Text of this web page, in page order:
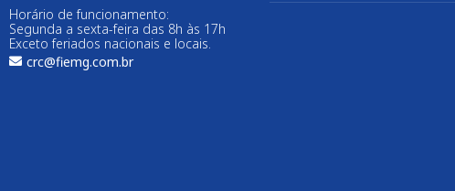
Horário de funcionamento:
Segunda a sexta-feira das 8h às 17h
Exceto feriados nacionais e locais.
crc@fiemg.com.br